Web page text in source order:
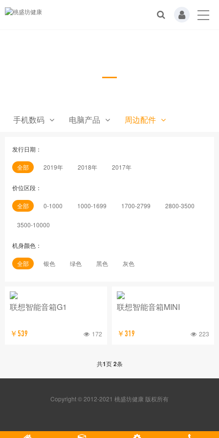
手机数码 电脑产品 周边配件
发行日期：
全部 2019年 2018年 2017年
价位区段：
全部 0-1000 1000-1699 1700-2799 2800-3500
3500-10000
机身颜色：
全部 银色 绿色 黑色 灰色
联想智能音箱G1
￥539 172
联想智能音箱MINI
￥319 223
共1页2条
Copyright © 2012-2021 桃盛坊健康 版权所有